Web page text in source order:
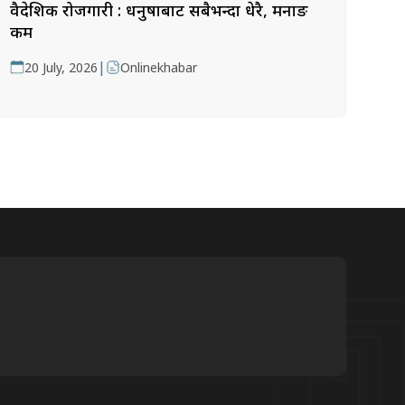
वैदेशिक रोजगारी : धनुषाबाट सबैभन्दा धेरै, मनाङ
कम
20 July, 2026 | Onlinekhabar